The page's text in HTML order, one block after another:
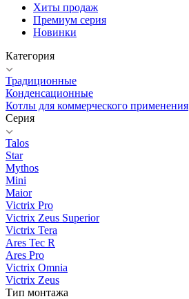
Хиты продаж
Премиум серия
Новинки
Категория
Традиционные
Конденсационные
Котлы для коммерческого применения
Серия
Talos
Star
Mythos
Mini
Maior
Victrix Pro
Victrix Zeus Superior
Victrix Tera
Ares Tec R
Ares Pro
Victrix Omnia
Victrix Zeus
Тип монтажа